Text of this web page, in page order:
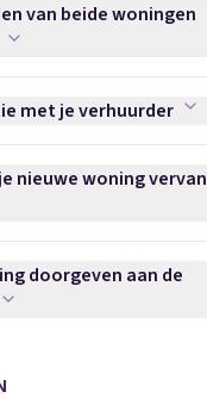
beide woningen
van beide woningen
je verhuurder afvinken
met je verhuurder
woning vervangen
nieuwe woning
aan de
doorgeven aan de